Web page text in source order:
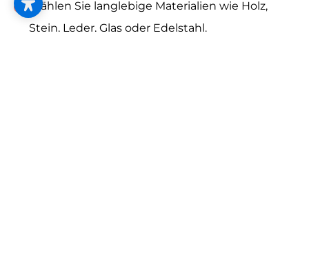
--
Wählen Sie langlebige Materialien wie Holz,
Stein, Leder, Glas oder Edelstahl.